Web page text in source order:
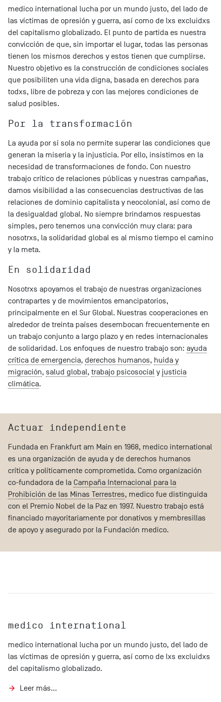
medico international lucha por un mundo justo, del lado de
las víctimas de opresión y guerra, así como de lxs excluidxs
del capitalismo globalizado. El punto de partida es nuestra
convicción de que, sin importar el lugar, todas las personas
tienen los mismos derechos y estos tienen que cumplirse.
Nuestro objetivo es la construcción de condiciones sociales
que posibiliten una vida digna, basada en derechos para
todxs, libre de pobreza y con las mejores condiciones de
salud posibles.
Por la transformación
La ayuda por sí sola no permite superar las condiciones que
generan la miseria y la injusticia. Por ello, insistimos en la
necesidad de transformaciones de fondo. Con nuestro
trabajo crítico de relaciones públicas y nuestras campañas,
damos visibilidad a las consecuencias destructivas de las
relaciones de dominio capitalista y neocolonial, así como de
la desigualdad global. No siempre brindamos respuestas
simples, pero tenemos una convicción muy clara: para
nosotrxs, la solidaridad global es al mismo tiempo el camino
y la meta.
En solidaridad
Nosotrxs apoyamos el trabajo de nuestras organizaciones
contrapartes y de movimientos emancipatorios,
principalmente en el Sur Global. Nuestras cooperaciones en
alrededor de treinta países desembocan frecuentemente en
un trabajo conjunto a largo plazo y en redes internacionales
de solidaridad. Los enfoques de nuestro trabajo son: ayuda
crítica de emergencia, derechos humanos, huida y
migración, salud global, trabajo psicosocial y justicia
climática.
Actuar independiente
Fundada en Frankfurt am Main en 1968, medico international
es una organización de ayuda y de derechos humanos
crítica y políticamente comprometida. Como organización
co-fundadora de la Campaña Internacional para la
Prohibición de las Minas Terrestres, medico fue distinguida
con el Premio Nobel de la Paz en 1997. Nuestro trabajo está
financiado mayoritariamente por donativos y membresillas
de apoyo y asegurado por la Fundación medico.
medico international
medico international lucha por un mundo justo, del lado de
las víctimas de opresión y guerra, así como de lxs excluidxs
del capitalismo globalizado.
Leer más…